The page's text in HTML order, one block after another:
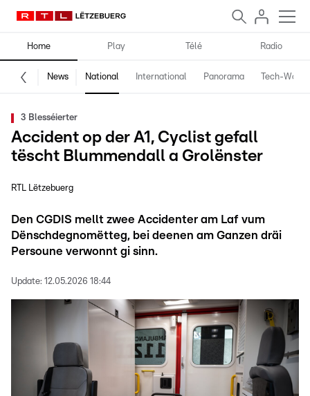
Home Play Télé Radio
News National International Panorama Tech-World
3 Blesséierter
Accident op der A1, Cyclist gefall
tëscht Blummendall a Grolënster
RTL Lëtzebuerg
Den CGDIS mellt zwee Accidenter am Laf vum
Dënschdegnomëtteg, bei deenen am Ganzen dräi
Persoune verwonnt gi sinn.
Update: 12.05.2026 18:44